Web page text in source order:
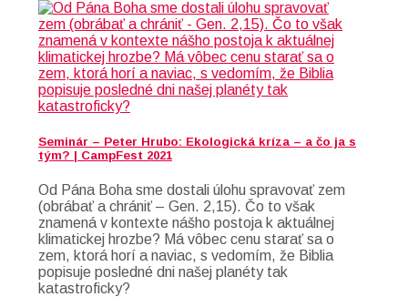
Seminár – Peter Hrubo: Ekologická kríza – a čo ja s
tým? | CampFest 2021
Od Pána Boha sme dostali úlohu spravovať zem
(obrábať a chrániť – Gen. 2,15). Čo to však
znamená v kontexte nášho postoja k aktuálnej
klimatickej hrozbe? Má vôbec cenu starať sa o
zem, ktorá horí a naviac, s vedomím, že Biblia
popisuje posledné dni našej planéty tak
katastroficky?